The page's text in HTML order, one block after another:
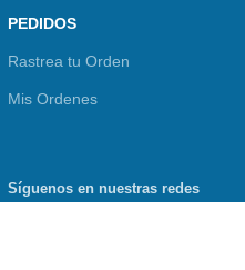
PEDIDOS
Rastrea tu Orden
Mis Ordenes
Síguenos en nuestras redes